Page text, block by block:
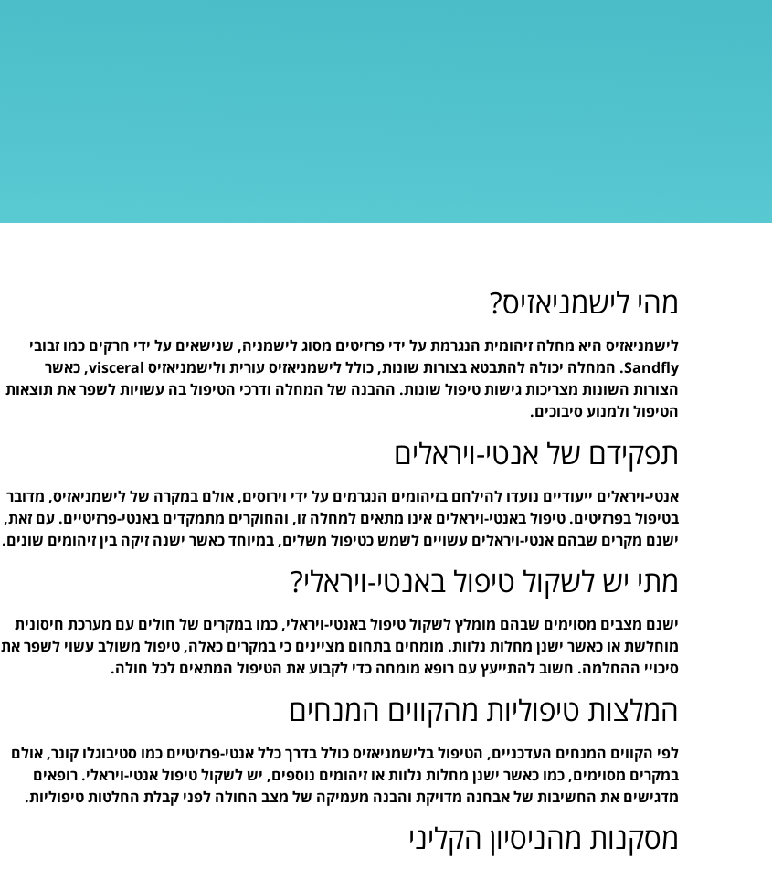
מהי לישמניאזיס?
לישמניאזיס היא מחלה זיהומית הנגרמת על ידי פרזיטים מסוג לישמניה, שנישאים על ידי חרקים כמו זבובי
Sandfly. המחלה יכולה להתבטא בצורות שונות, כולל לישמניאזיס עורית ולישמניאזיס visceral, כאשר
הצורות השונות מצריכות גישות טיפול שונות. ההבנה של המחלה ודרכי הטיפול בה עשויות לשפר את תוצאות
הטיפול ולמנוע סיבוכים.
תפקידם של אנטי-ויראלים
אנטי-ויראלים ייעודיים נועדו להילחם בזיהומים הנגרמים על ידי וירוסים, אולם במקרה של לישמניאזיס, מדובר
בטיפול בפרזיטים. טיפול באנטי-ויראלים אינו מתאים למחלה זו, והחוקרים מתמקדים באנטי-פרזיטיים. עם זאת,
ישנם מקרים שבהם אנטי-ויראלים עשויים לשמש כטיפול משלים, במיוחד כאשר ישנה זיקה בין זיהומים שונים.
מתי יש לשקול טיפול באנטי-ויראלי?
ישנם מצבים מסוימים שבהם מומלץ לשקול טיפול באנטי-ויראלי, כמו במקרים של חולים עם מערכת חיסונית
מוחלשת או כאשר ישנן מחלות נלוות. מומחים בתחום מציינים כי במקרים כאלה, טיפול משולב עשוי לשפר את
סיכויי ההחלמה. חשוב להתייעץ עם רופא מומחה כדי לקבוע את הטיפול המתאים לכל חולה.
המלצות טיפוליות מהקווים המנחים
לפי הקווים המנחים העדכניים, הטיפול בלישמניאזיס כולל בדרך כלל אנטי-פרזיטיים כמו סטיבוגלו קונר, אולם
במקרים מסוימים, כמו כאשר ישנן מחלות נלוות או זיהומים נוספים, יש לשקול טיפול אנטי-ויראלי. רופאים
מדגישים את החשיבות של אבחנה מדויקת והבנה מעמיקה של מצב החולה לפני קבלת החלטות טיפוליות.
מסקנות מהניסיון הקליני